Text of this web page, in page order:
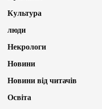
Культура
люди
Некрологи
Новини
Новини від читачів
Освіта